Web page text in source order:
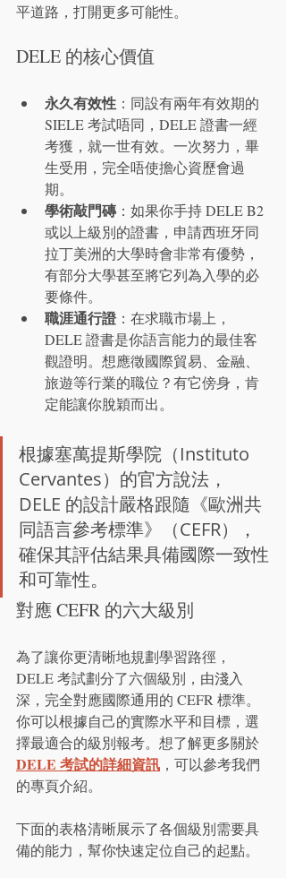
平道路，打開更多可能性。
DELE 的核心價值
永久有效性 ：同設有兩年有效期的
SIELE 考試唔同，DELE 證書一經
考獲，就一世有效。一次努力，畢
生受用，完全唔使擔心資歷會過
期。
學術敲門磚 ：如果你手持 DELE B2
或以上級別的證書，申請西班牙同
拉丁美洲的大學時會非常有優勢，
有部分大學甚至將它列為入學的必
要條件。
職涯通行證：在求職市場上，
DELE 證書是你語言能力的最佳客
觀證明。想應徵國際貿易、金融、
旅遊等行業的職位？有它傍身，肯
定能讓你脫穎而出。
根據塞萬提斯學院（Instituto
Cervantes）的官方說法，
DELE 的設計嚴格跟隨《歐洲共
同語言參考標準》（CEFR），
確保其評估結果具備國際一致性
和可靠性。
對應 CEFR 的六大級別
為了讓你更清晰地規劃學習路徑，
DELE 考試劃分了六個級別，由淺入
深，完全對應國際通用的 CEFR 標準。
你可以根據自己的實際水平和目標，選
擇最適合的級別報考。想了解更多關於
DELE 考試的詳細資訊 ，可以參考我們
的專頁介紹。
下面的表格清晰展示了各個級別需要具
備的能力，幫你快速定位自己的起點。